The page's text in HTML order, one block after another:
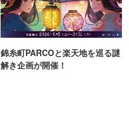
錦糸町PARCOと楽天地を巡る謎
解き企画が開催！